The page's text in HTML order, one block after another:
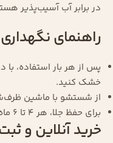
در برابر آب آسیب‌پذیر
راهنمای
پس از هر بار استفاده،
خشک کنید.
از شستشو با ماشین
برای حفظ جلا، هر ۴ تا ۶ ماه از روغن گیاهی مناسب استفاده کنید.
خرید آنلاین و